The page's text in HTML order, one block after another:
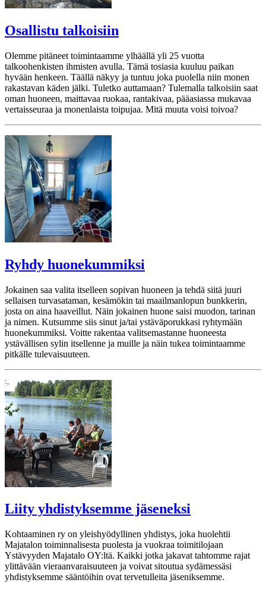
Osallistu talkoisiin
Olemme pitäneet toimintaamme ylhäällä yli 25 vuotta
talkoohenkisten ihmisten avulla. Tämä tosiasia kuuluu paikan
hyvään henkeen. Täällä näkyy ja tuntuu joka puolella niin monen
rakastavan käden jälki. Tuletko auttamaan? Tulemalla talkoisiin saat
oman huoneen, maittavaa ruokaa, rantakivaa, pääasiassa mukavaa
vertaisseuraa ja monenlaista toipujaa. Mitä muuta voisi toivoa?
Ryhdy huonekummiksi
Jokainen saa valita itselleen sopivan huoneen ja tehdä siitä juuri
sellaisen turvasataman, kesämökin tai maailmanlopun bunkkerin,
josta on aina haaveillut. Näin jokainen huone saisi muodon, tarinan
ja nimen. Kutsumme siis sinut ja/tai ystäväporukkasi ryhtymään
huonekummiksi. Voitte rakentaa valitsemastanne huoneesta
ystävällisen sylin itsellenne ja muille ja näin tukea toimintaamme
pitkälle tulevaisuuteen.
Liity yhdistyksemme jäseneksi
Kohtaaminen ry on yleishyödyllinen yhdistys, joka huolehtii
Majatalon toiminnalisesta puolesta ja vuokraa toimitilojaan
Ystävyyden Majatalo OY:ltä. Kaikki jotka jakavat tahtomme rajat
ylittävään vieraanvaraisuuteen ja voivat sitoutua sydämessäsi
yhdistyksemme sääntöihin ovat tervetulleita jäseniksemme.